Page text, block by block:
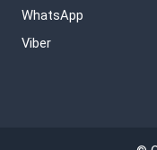
WhatsApp
Viber